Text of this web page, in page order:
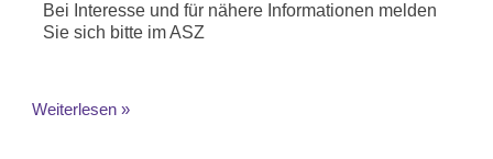
Bei Interesse und für nähere Informationen melden
Sie sich bitte im ASZ
Weiterlesen »